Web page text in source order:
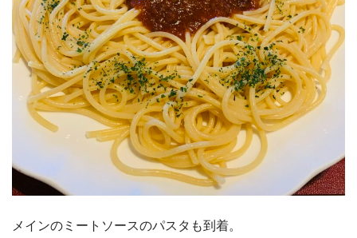
メインのミートソースのパスタも到着。